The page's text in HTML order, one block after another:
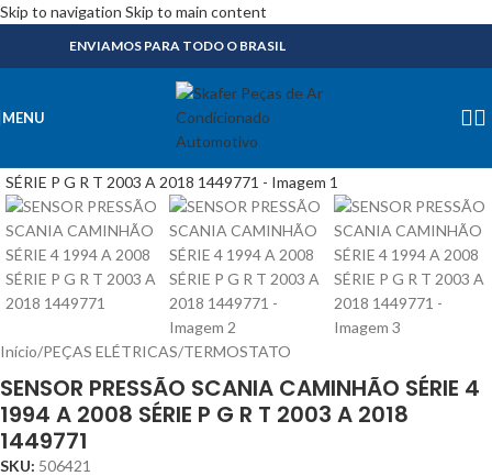
Skip to navigation Skip to main content
ENVIAMOS PARA TODO O BRASIL
MENU
Início/PEÇAS ELÉTRICAS/TERMOSTATO
SENSOR PRESSÃO SCANIA CAMINHÃO SÉRIE 4
1994 A 2008 SÉRIE P G R T 2003 A 2018
1449771
SKU: 506421